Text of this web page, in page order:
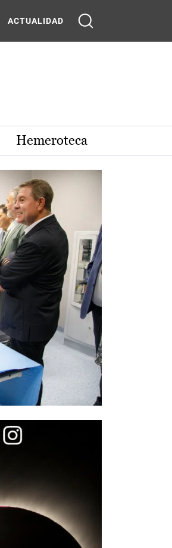
ACTUALIDAD
Hemeroteca